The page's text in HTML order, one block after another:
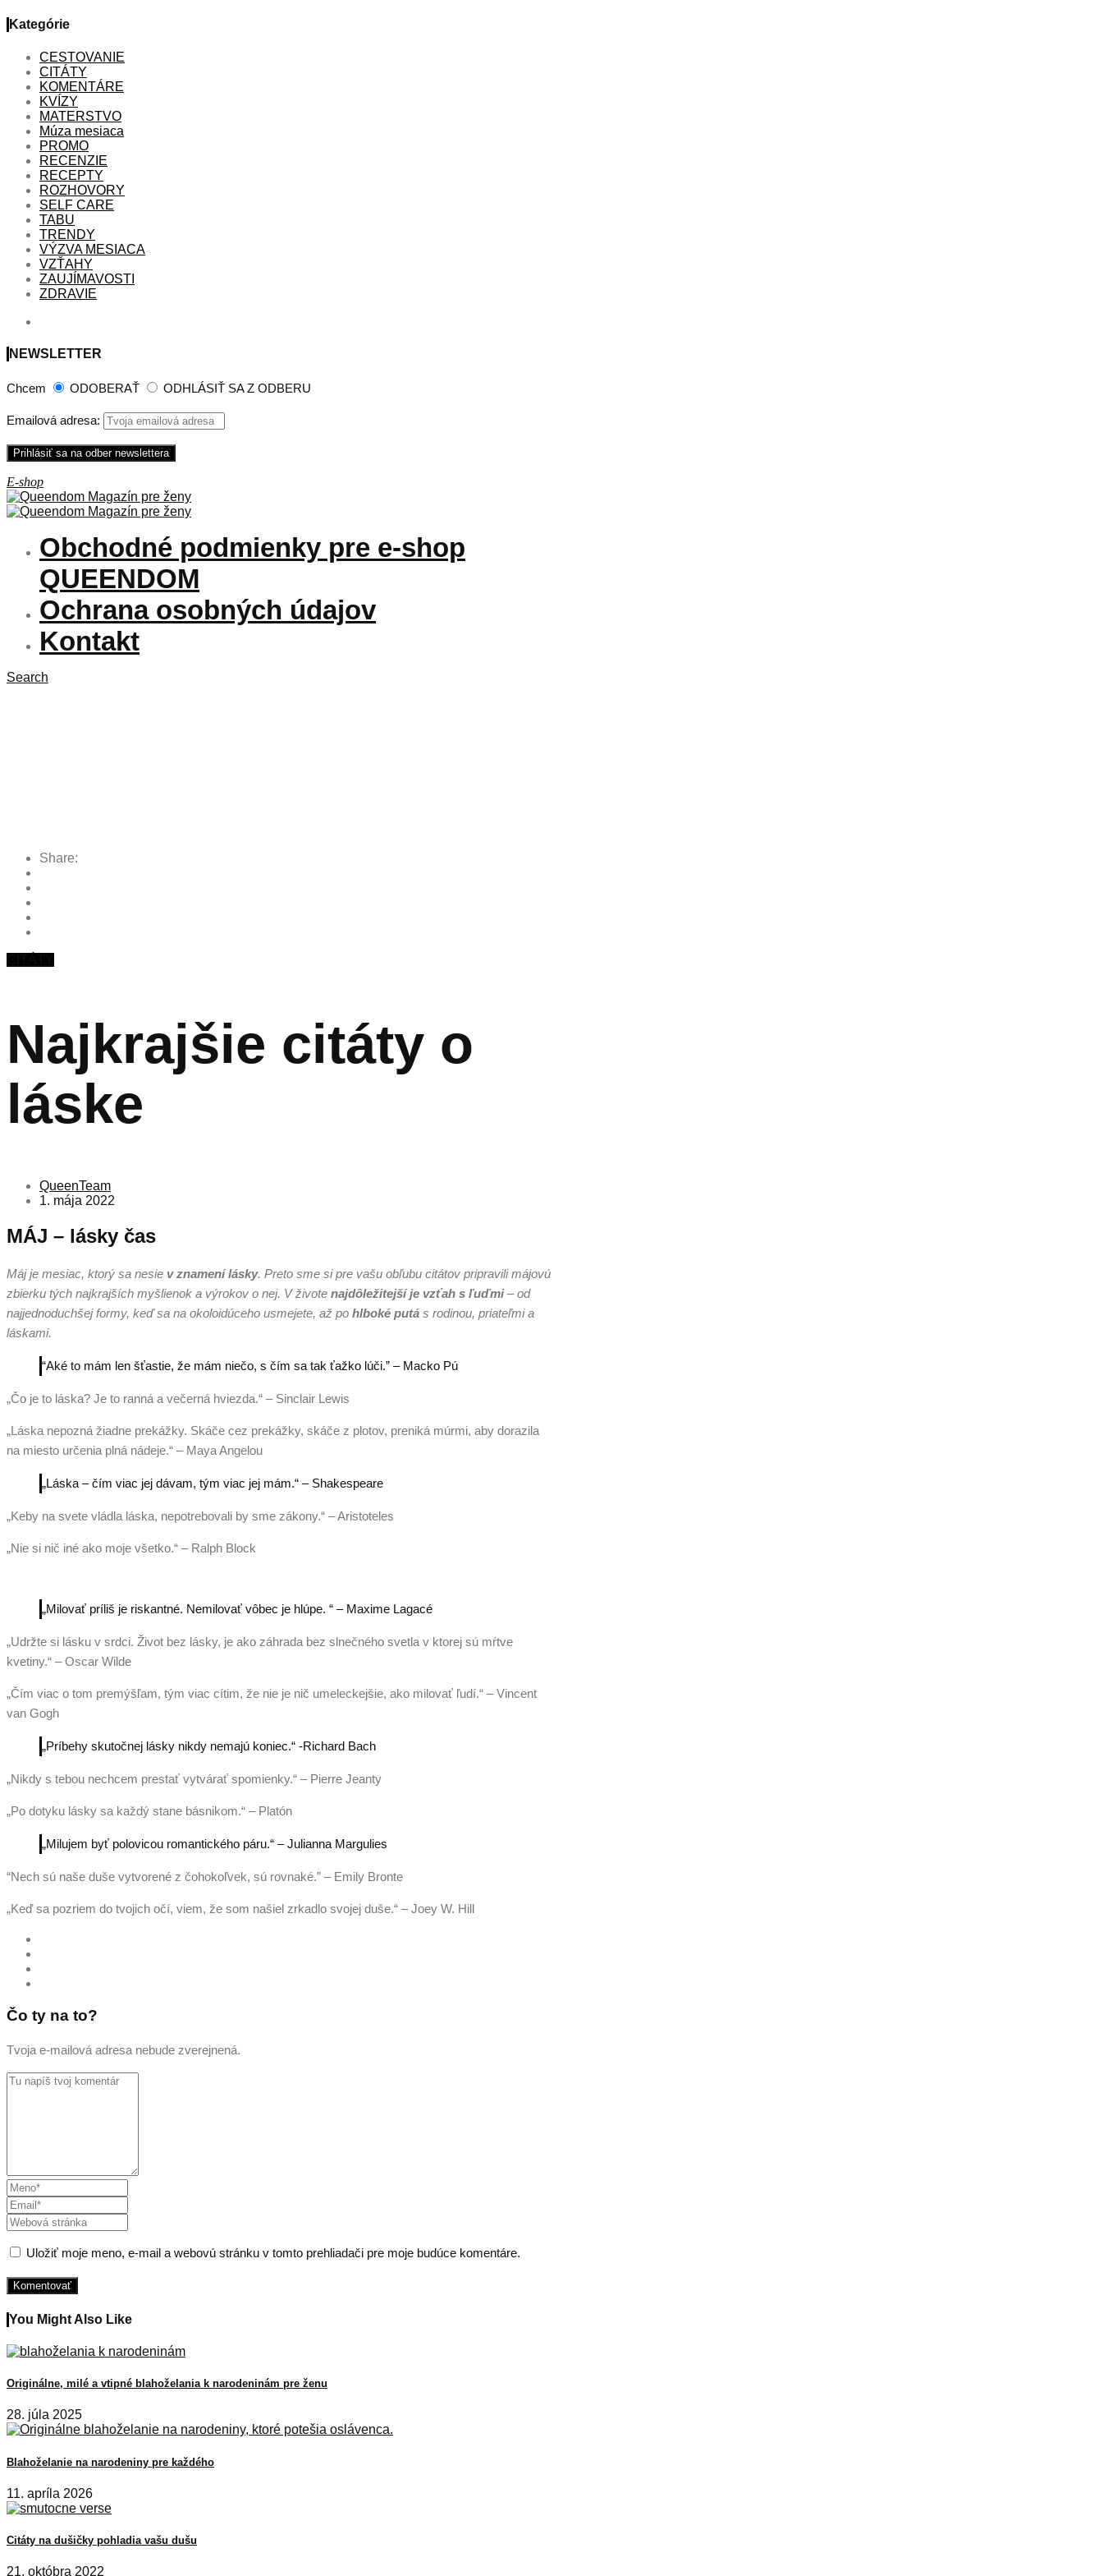
Kategórie
CESTOVANIE
CITÁTY
KOMENTÁRE
KVÍZY
MATERSTVO
Múza mesiaca
PROMO
RECENZIE
RECEPTY
ROZHOVORY
SELF CARE
TABU
TRENDY
VÝZVA MESIACA
VZŤAHY
ZAUJÍMAVOSTI
ZDRAVIE
NEWSLETTER
Chcem ODOBERAŤ ODHLÁSIŤ SA Z ODBERU
Emailová adresa:
Obchodné podmienky pre e-shop
QUEENDOM
Ochrana osobných údajov
Kontakt
Search
Share:
Najkrajšie citáty o
láske
QueenTeam
1. mája 2022
MÁJ – lásky čas
Máj je mesiac, ktorý sa nesie v znamení lásky. Preto sme si pre vašu obľubu citátov pripravili májovú
zbierku tých najkrajších myšlienok a výrokov o nej. V živote najdôležitejší je vzťah s ľuďmi– od
najjednoduchšej formy, keď sa na okoloidúceho usmejete, až po hlboké putá s rodinou, priateľmi a
láskami.
“Aké to mám len šťastie, že mám niečo, s čím sa tak ťažko lúči.” – Macko Pú
„Čo je to láska? Je to ranná a večerná hviezda.“ – Sinclair Lewis
„Láska nepozná žiadne prekážky. Skáče cez prekážky, skáče z plotov, preniká múrmi, aby dorazila
na miesto určenia plná nádeje.“ – Maya Angelou
„Láska – čím viac jej dávam, tým viac jej mám.“ – Shakespeare
„Keby na svete vládla láska, nepotrebovali by sme zákony.“ – Aristoteles
„Nie si nič iné ako moje všetko.“ – Ralph Block
„Milovať príliš je riskantné. Nemilovať vôbec je hlúpe. “ – Maxime Lagacé
„Udržte si lásku v srdci. Život bez lásky, je ako záhrada bez slnečného svetla v ktorej sú mŕtve
kvetiny.“ – Oscar Wilde
„Čím viac o tom premýšľam, tým viac cítim, že nie je nič umeleckejšie, ako milovať ľudí.“ – Vincent
van Gogh
„Príbehy skutočnej lásky nikdy nemajú koniec.“ -Richard Bach
„Nikdy s tebou nechcem prestať vytvárať spomienky.“ – Pierre Jeanty
„Po dotyku lásky sa každý stane básnikom.“ – Platón
„Milujem byť polovicou romantického páru.“ – Julianna Margulies
“Nech sú naše duše vytvorené z čohokoľvek, sú rovnaké.” – Emily Bronte
„Keď sa pozriem do tvojich očí, viem, že som našiel zrkadlo svojej duše.“ – Joey W. Hill
Čo ty na to?
Tvoja e-mailová adresa nebude zverejnená.
Uložiť moje meno, e-mail a webovú stránku v tomto prehliadači pre moje budúce komentáre.
You Might Also Like
Originálne, milé a vtipné blahoželania k narodeninám pre ženu
28. júla 2025
Blahoželanie na narodeniny pre každého
11. apríla 2026
Citáty na dušičky pohladia vašu dušu
21. októbra 2022